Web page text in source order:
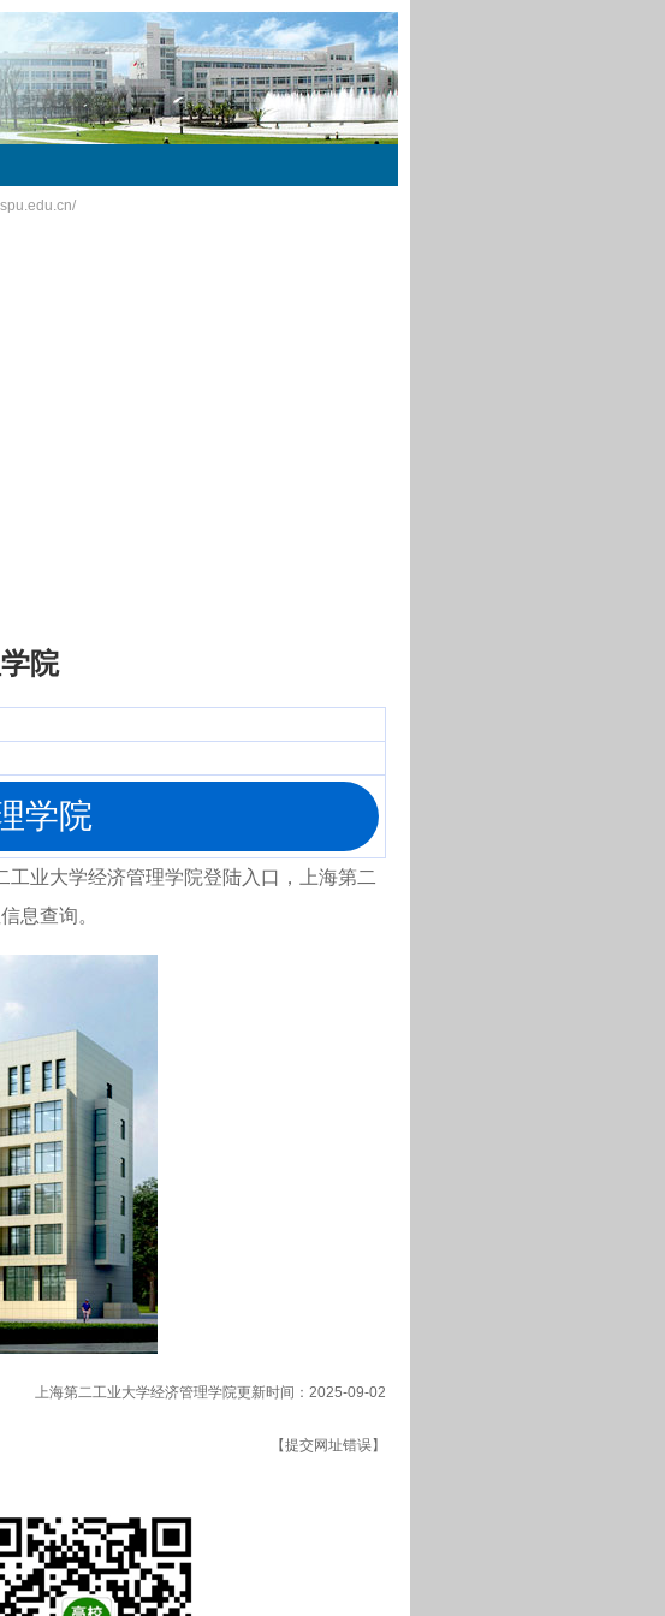
院
学院
业大学经济管理学院登陆入口，上海第二
息查询。
上海第二工业大学经济管理学院更新时间：2025-09-02
【提交网址错误】